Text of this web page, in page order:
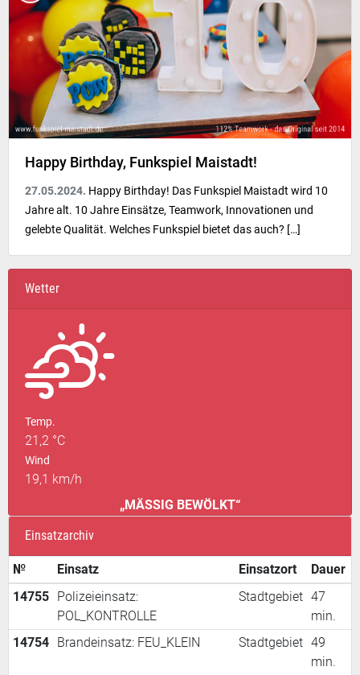
Happy Birthday, Funkspiel Maistadt!
27.05.2024. Happy Birthday! Das Funkspiel Maistadt wird 10
Jahre alt. 10 Jahre Einsätze, Teamwork, Innovationen und
gelebte Qualität. Welches Funkspiel bietet das auch? […]
Wetter
Temp.
21,2 °C
Wind
19,1 km/h
„MÄSSIG BEWÖLKT“
Einsatzarchiv
№ Einsatz Einsatzort
Dauer
14755 Polizeieinsatz:
POL_KONTROLLE
Stadtgebiet 47
min.
14754 Brandeinsatz: FEU_KLEIN Stadtgebiet 49
min.